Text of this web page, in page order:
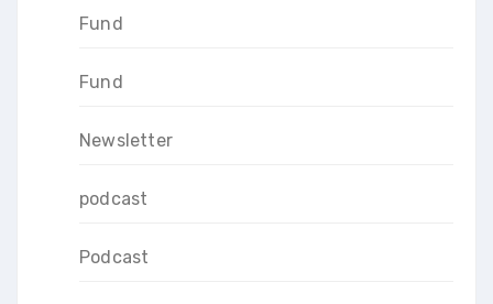
Fund
Fund
Newsletter
podcast
Podcast